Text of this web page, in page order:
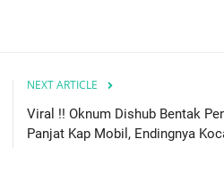
NEXT ARTICLE
Viral !! Oknum Dishub Bentak
Panjat Kap Mobil, Endingnya